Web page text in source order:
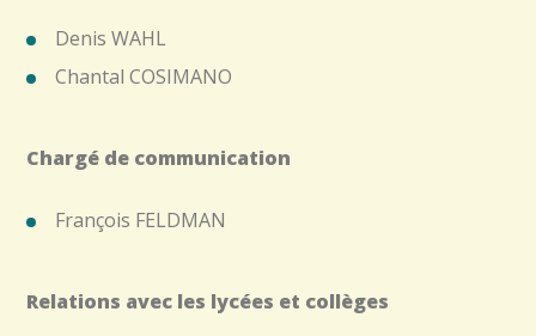
Denis WAHL
Chantal COSIMANO
Chargé de communication
François FELDMAN
Relations avec les lycées et collèges